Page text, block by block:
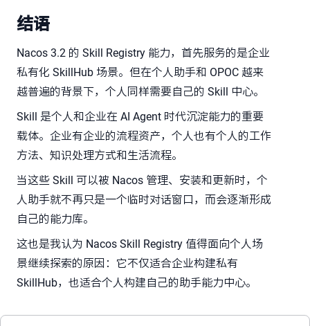
结语
Nacos 3.2 的 Skill Registry 能力，首先服务的是企业
私有化 SkillHub 场景。但在个人助手和 OPOC 越来
越普遍的背景下，个人同样需要自己的 Skill 中心。
Skill 是个人和企业在 AI Agent 时代沉淀能力的重要
载体。企业有企业的流程资产，个人也有个人的工作
方法、知识处理方式和生活流程。
当这些 Skill 可以被 Nacos 管理、安装和更新时，个
人助手就不再只是一个临时对话窗口，而会逐渐形成
自己的能力库。
这也是我认为 Nacos Skill Registry 值得面向个人场
景继续探索的原因：它不仅适合企业构建私有
SkillHub，也适合个人构建自己的助手能力中心。